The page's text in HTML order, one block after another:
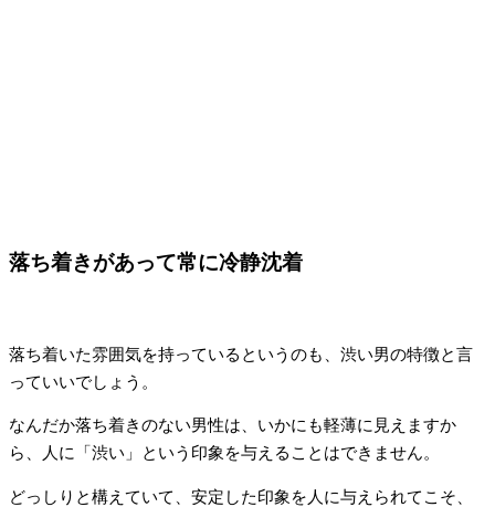
落ち着きがあって常に冷静沈着
落ち着いた雰囲気を持っているというのも、渋い男の特徴と言
っていいでしょう。
なんだか落ち着きのない男性は、いかにも軽薄に見えますか
ら、人に「渋い」という印象を与えることはできません。
どっしりと構えていて、安定した印象を人に与えられてこそ、